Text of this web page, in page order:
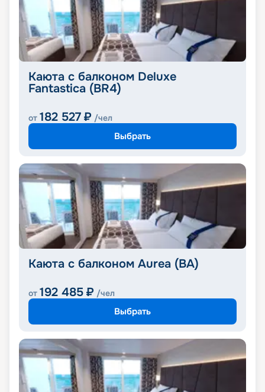
Каюта с балконом Deluxe
Fantastica (BR4)
от 182 527 ₽ /чел
Выбрать
Каюта с балконом Aurea (BA)
от 192 485 ₽ /чел
Выбрать